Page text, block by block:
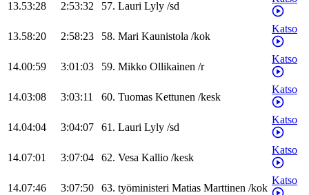
13.53:28 2:53:32 57. Lauri Lyly /sd
13.58:20 2:58:23 58. Mari Kaunistola /kok
Katso
14.00:59 3:01:03 59. Mikko Ollikainen /r
Katso
14.03:08 3:03:11 60. Tuomas Kettunen /kesk
Katso
14.04:04 3:04:07 61. Lauri Lyly /sd
Katso
14.07:01 3:07:04 62. Vesa Kallio /kesk
Katso
14.07:46 3:07:50 63. työministeri Matias Marttinen /kok
Katso